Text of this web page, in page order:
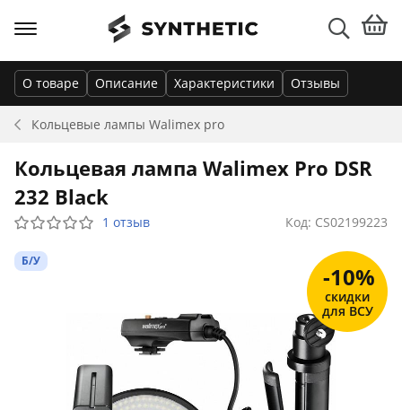
Кольцевые лампы Walimex pro
О товаре Описание Характеристики Отзывы
Кольцевая лампа Walimex Pro DSR
232 Black
1 отзыв Код: CS02199223
Б/У
-10%
скидки
для ВСУ